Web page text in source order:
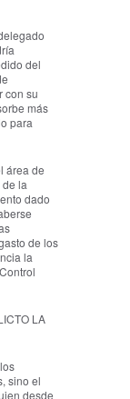
del
con su
más
para
área de
la
dado
de los
la
LA
sino el
desde